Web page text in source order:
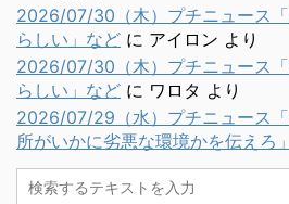
2026/07/30（木）プチニュース
らしい」など に アイロン より
2026/07/30（木）プチニュース
らしい」など に ワロタ より
2026/07/29（水）プチニュース
所がいかに劣悪な環境かを伝えろ